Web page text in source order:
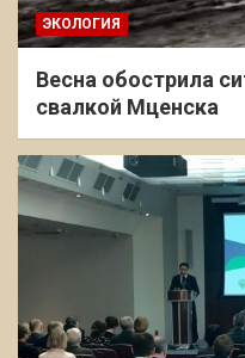
ЭКОЛОГИЯ
Весна обострила
свалкой Мценска